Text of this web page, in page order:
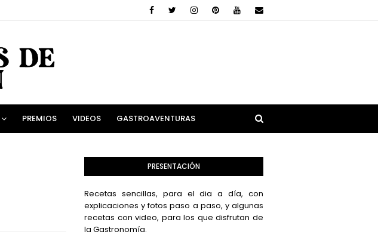
PREMIOS VIDEOS GASTROAVENTURAS
PRESENTACIÓN
Recetas sencillas, para el dia a día, con
explicaciones y fotos paso a paso, y algunas
recetas con video, para los que disfrutan de
la Gastronomía.